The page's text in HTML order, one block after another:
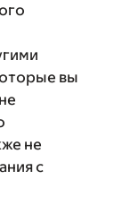
вы
не
с